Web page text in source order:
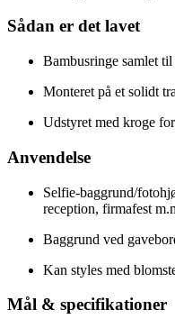
Sådan er det lavet
Bambusringe samlet
Monteret på et solidt
Udstyret med kroge
Anvendelse
Selfie-baggrund/
reception, firmafest
Baggrund ved
Kan styles med
Mål & specifikationer